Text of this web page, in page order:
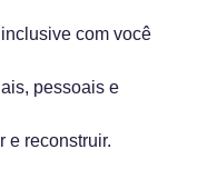
com você
pessoais e
e reconstruir.